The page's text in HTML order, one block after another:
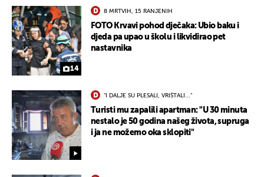
14
8 MRTVIH, 15 RANJENIH
FOTO Krvavi pohod dječaka: Ubio baku i
djeda pa upao u školu i likvidirao pet
nastavnika
"I DALJE SU PLESALI, VRIŠTALI..."
Turisti mu zapalili apartman: "U 30 minuta
nestalo je 50 godina našeg života, supruga
i ja ne možemo oka sklopiti"